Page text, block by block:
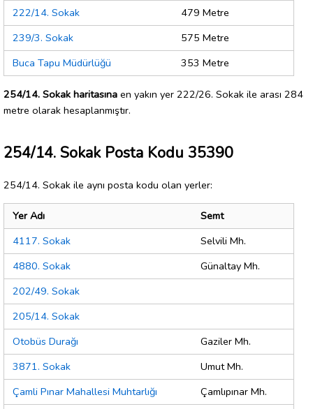
222/14. Sokak
479 Metre
239/3. Sokak
575 Metre
Buca Tapu Müdürlüğü
353 Metre
254/14. Sokak haritasına en yakın yer 222/26. Sokak ile arası 284
metre olarak hesaplanmıştır.
254/14. Sokak Posta Kodu 35390
254/14. Sokak ile aynı posta kodu olan yerler:
Yer Adı
Semt
4117. Sokak
Selvili Mh.
4880. Sokak
Günaltay Mh.
202/49. Sokak
205/14. Sokak
Otobüs Durağı
Gaziler Mh.
3871. Sokak
Umut Mh.
Çamli Pınar Mahallesi Muhtarlığı
Çamlıpınar Mh.